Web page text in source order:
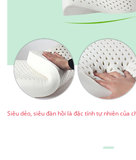
Siêu dẻo, siêu đàn hồi là đặc tính tự nhiên của